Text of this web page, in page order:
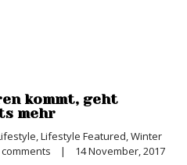
kommt, geht
mehr
Lifestyle Featured Winter
comments |